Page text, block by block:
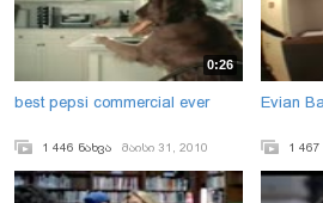
0:26
best pepsi commercial ever
1 446 ნახვა მაისი 31, 2010
Evian
1 467